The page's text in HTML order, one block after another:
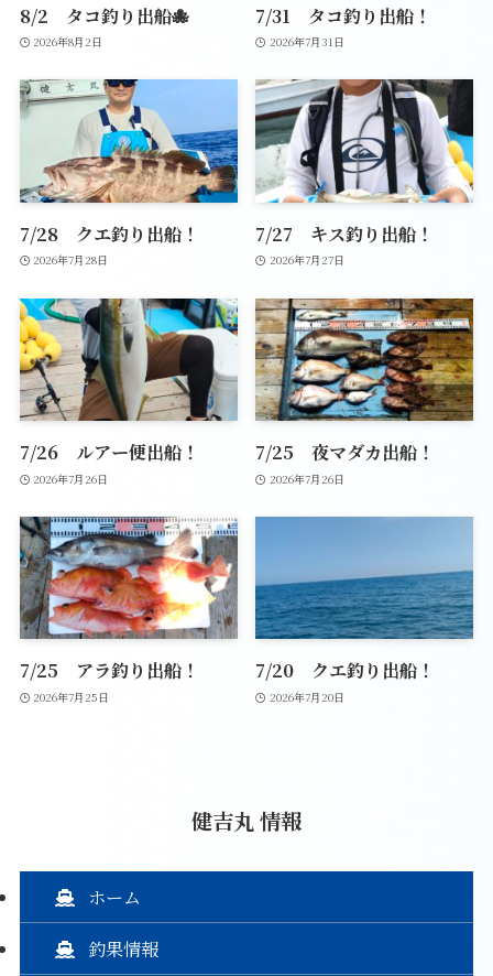
8/2 タコ釣り出船🐙
2026年8月2日
7/31 タコ釣り出船！
2026年7月31日
7/28 クエ釣り出船！
2026年7月28日
7/27 キス釣り出船！
2026年7月27日
7/26 ルアー便出船！
2026年7月26日
7/25 夜マダカ出船！
2026年7月26日
7/25 アラ釣り出船！
2026年7月25日
7/20 クエ釣り出船！
2026年7月20日
健吉丸 情報
ホーム
釣果情報